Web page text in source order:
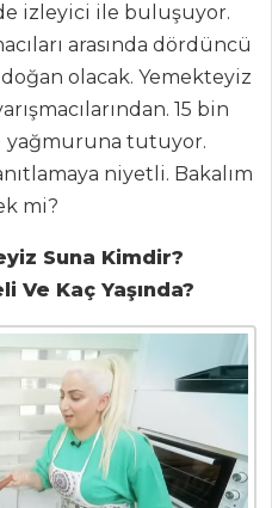
izleyici ile buluşuyor.
arasında dördüncü
olacak. Yemekteyiz
15 bin
yağmuruna tutuyor.
niyetli. Bakalım
mi?
Suna Kimdir?
Kaç Yaşında?